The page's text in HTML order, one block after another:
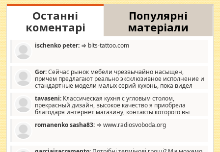
Останні
коментарі
Популярні
матеріали
ischenko peter: ⇒ blts-tattoo.com
Gor:Сейчас рынок мебели чрезвычайно насыщен,
причем предлагают реально эксклюзивное исполнение и
стандартные модели малых серий кухонь, пока видел
стандартные формы, в MebelOk, креативненько и что главное -
со вкусом все в порядке, без ненужных наворотов удорожающих
мебель, а это не последний фактор.
tavaseni: Классическая кухня с угловым столом,
прекрасный дизайн, высокое качество я приобрела
благодаря интернет магазину, контакты которого вы
romanenko sasha83: ⇒ www.radiosvoboda.org